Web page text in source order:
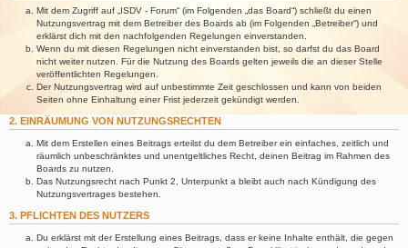
Mit dem Zugriff auf „ISDV - Forum“ (im Folgenden „das Board“) schließt du einen
Nutzungsvertrag mit dem Betreiber des Boards ab (im Folgenden „Betreiber“) und
erklärst dich mit den nachfolgenden Regelungen einverstanden.
Wenn du mit diesen Regelungen nicht einverstanden bist, so darfst du das Board
nicht weiter nutzen. Für die Nutzung des Boards gelten jeweils die an dieser Stelle
veröffentlichten Regelungen.
Der Nutzungsvertrag wird auf unbestimmte Zeit geschlossen und kann von beiden
Seiten ohne Einhaltung einer Frist jederzeit gekündigt werden.
2. EINRÄUMUNG VON NUTZUNGSRECHTEN
Mit dem Erstellen eines Beitrags erteilst du dem Betreiber ein einfaches, zeitlich und
räumlich unbeschränktes und unentgeltliches Recht, deinen Beitrag im Rahmen des
Boards zu nutzen.
Das Nutzungsrecht nach Punkt 2, Unterpunkt a bleibt auch nach Kündigung des
Nutzungsvertrages bestehen.
3. PFLICHTEN DES NUTZERS
Du erklärst mit der Erstellung eines Beitrags, dass er keine Inhalte enthält, die gegen